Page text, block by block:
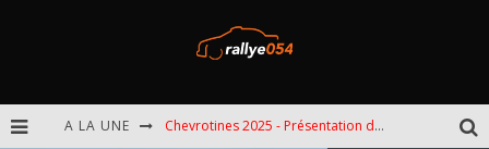
A LA UNE Chevrotines 2025 - Présentation de l'épreuve